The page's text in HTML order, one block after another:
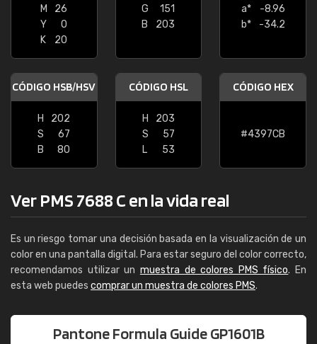
M
26
Y
0
K
20
G
151
B
203
a*
-8.96
b*
-34.2
CÓDIGO HSB/HSV
H
202
S
67
B
80
CÓDIGO HSL
H
203
S
57
L
53
CÓDIGO HEX
#4397CB
Ver PMS 7688 C en la vida real
Es un riesgo tomar una decisión basada en la visualización de un
color en una pantalla digital. Para estar seguro del color correcto,
recomendamos utilizar un muestra de colores PMS físico. En
esta web puedes comprar un muestra de colores PMS.
Pantone Formula Guide GP1601B